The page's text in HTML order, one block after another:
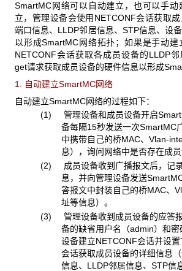
SmartMC网络可以自动建立，也可以手
立，管理设备会使用NETCONF会话获取
端口信息、LLDP邻居信息、STP信息、设
以形成SmartMC网络拓扑；如果是手动建
NETCONF会话获取各成员设备的LLDP
get请求获取成员设备的硬件信息以形成
1. 自动建立SmartMC网络
自动建立SmartMC网络的过程如下：
(1) 管理设备和成员设备开启
备每隔15秒发送一次SmartMC
中携带自己的桥MAC、Vlan-
息），询问网络中是否存在成员
(2) 成员设备收到广播报文后，记
息，并向管理设备发送
答报文中封装自己的桥MAC、
址等信息）。
(3) 管理设备收到成员设备的应答
备的缺省用户名（admin）和
设备建立NETCONF会话并设
会话获取成员设备的详细信息
信息、LLDP邻居信息、STP信